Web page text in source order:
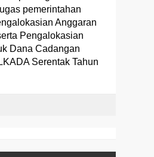
pemerintahan
Anggaran
Pengalokasian
Dana Cadangan
Serentak Tahun